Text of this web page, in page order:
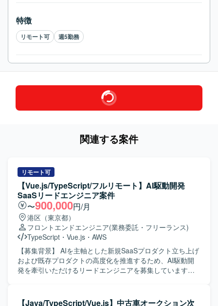
特徴
リモート可 週5勤務
関連する案件
リモート可
【Vue.js/TypeScript/フルリモート】AI駆動開発
SaaSリードエンジニア案件
〜900,000円/月
港区（東京都）
フロントエンドエンジニア(業務委託・フリーランス)
TypeScript ・ Vue.js ・ AWS
【募集背景】 AIを主軸とした新規SaaSプロダクト立ち上げ
および既存プロダクトの高度化を推進するため、AI駆動開
発を牽引いただけるリードエンジニアを募集しています。
/ TypeScript）を中心に、バックエンド（Kotlin）まで横断し
【Java/TypeScript/Vue.js】中古車オークション次